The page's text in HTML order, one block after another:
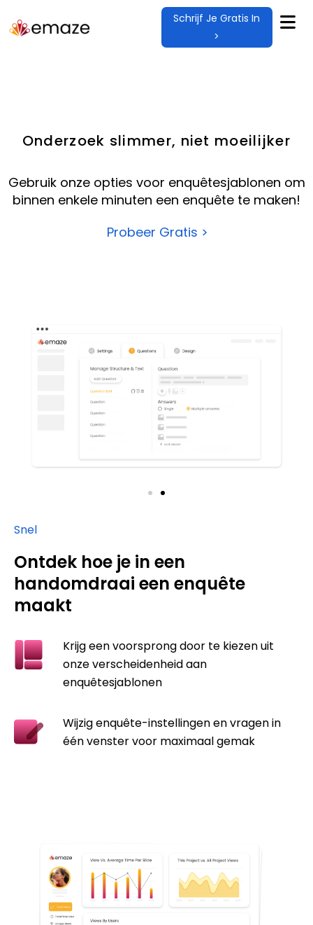
Schrijf Je Gratis In
>
Onderzoek slimmer, niet moeilijker
Gebruik onze opties voor enquêtesjablonen om
binnen enkele minuten een enquête te maken!
Probeer Gratis >
Snel
Ontdek hoe je in een
handomdraai een enquête
maakt
Krijg een voorsprong door te kiezen uit
onze verscheidenheid aan
enquêtesjablonen
Wijzig enquête-instellingen en vragen in
één venster voor maximaal gemak